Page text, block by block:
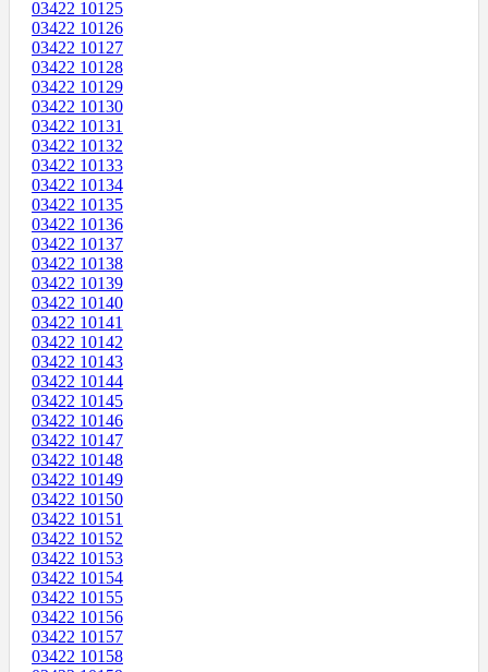
03422 10125
03422 10126
03422 10127
03422 10128
03422 10129
03422 10130
03422 10131
03422 10132
03422 10133
03422 10134
03422 10135
03422 10136
03422 10137
03422 10138
03422 10139
03422 10140
03422 10141
03422 10142
03422 10143
03422 10144
03422 10145
03422 10146
03422 10147
03422 10148
03422 10149
03422 10150
03422 10151
03422 10152
03422 10153
03422 10154
03422 10155
03422 10156
03422 10157
03422 10158